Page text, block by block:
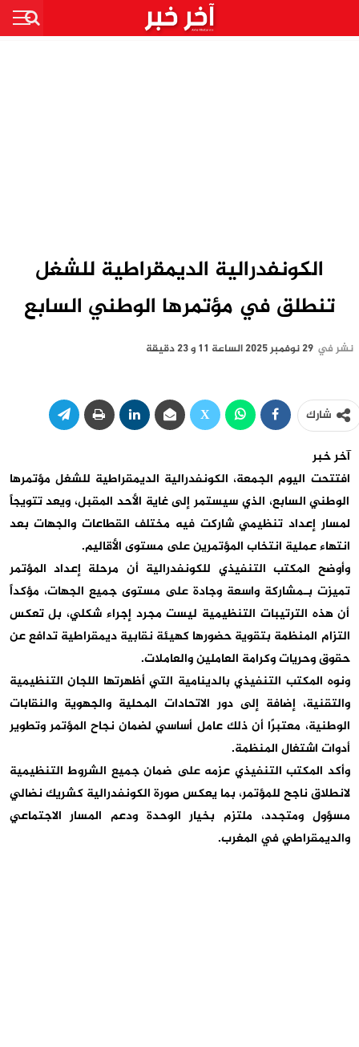
الكونفدرالية الديمقراطية للشغل
تنطلق في مؤتمرها الوطني السابع
نشر في 29 نوفمبر 2025 الساعة 11 و 23 دقيقة
شارك
آخر خبر
افتتحت اليوم الجمعة، الكونفدرالية الديمقراطية للشغل مؤتمرها
الوطني السابع، الذي سيستمر إلى غاية الأحد المقبل، ويعد تتويجاً
لمسار إعداد تنظيمي شاركت فيه مختلف القطاعات والجهات بعد
انتهاء عملية انتخاب المؤتمرين على مستوى الأقاليم.
وأوضح المكتب التنفيذي للكونفدرالية أن مرحلة إعداد المؤتمر
تميزت بـمشاركة واسعة وجادة على مستوى جميع الجهات، مؤكداً
أن هذه الترتيبات التنظيمية ليست مجرد إجراء شكلي، بل تعكس
التزام المنظمة بتقوية حضورها كهيئة نقابية ديمقراطية تدافع عن
حقوق وحريات وكرامة العاملين والعاملات.
ونوه المكتب التنفيذي بالدينامية التي أظهرتها اللجان التنظيمية
والتقنية، إضافة إلى دور الاتحادات المحلية والجهوية والنقابات
الوطنية، معتبرًا أن ذلك عامل أساسي لضمان نجاح المؤتمر وتطوير
أدوات اشتغال المنظمة.
وأكد المكتب التنفيذي عزمه على ضمان جميع الشروط التنظيمية
لانطلاق ناجح للمؤتمر، بما يعكس صورة الكونفدرالية كشريك نضالي
مسؤول ومتجدد، ملتزم بخيار الوحدة ودعم المسار الاجتماعي
والديمقراطي في المغرب.